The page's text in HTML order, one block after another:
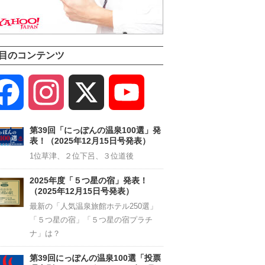
のコンテンツ
Facebook Instagram
Channel
第39回「にっぽんの温泉100選」発
表！（2025年12月15日号発表）
1位草津、２位下呂、３位道後
2025年度「５つ星の宿」発表！
（2025年12月15日号発表）
最新の「人気温泉旅館ホテル250選」
「５つ星の宿」「５つ星の宿プラチ
ナ」は？
第39回にっぽんの温泉100選「投票